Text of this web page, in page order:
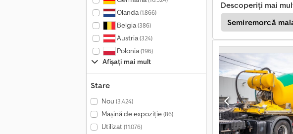
Olanda(1.866)
Belgia(386)
Austria(324)
Polonia(196)
Afișați mai mult
Stare
Nou (3.424)
Mașină de expoziție(86)
Utilizat(11.076)
Descoperiți mai
Semiremorcă
Ford Unitate Tractor Standard